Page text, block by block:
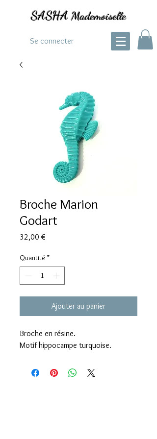
SASHA Mademoiselle
Se connecter
Broche Marion
Godart
32,00 €
Quantité *
Ajouter au panier
Broche en résine.
Motif hippocampe turquoise.